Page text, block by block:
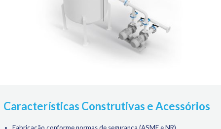
Características Construtivas e Acessórios